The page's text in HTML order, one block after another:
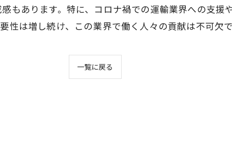
もあります。特に、コロナ禍での運輸業界への支援
性は増し続け、この業界で働く人々の貢献は不可欠
一覧に戻る